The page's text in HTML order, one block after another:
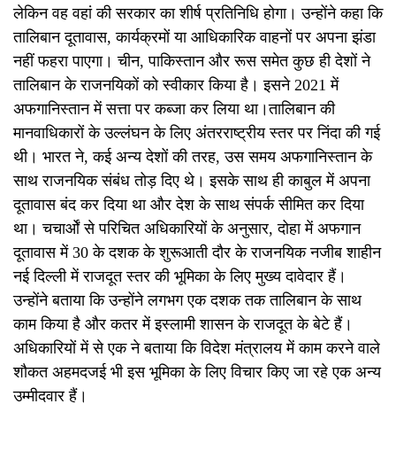
लेकिन वह वहां की सरकार का शीर्ष प्रतिनिधि होगा। उन्होंने कहा कि
तालिबान दूतावास, कार्यक्रमों या आधिकारिक वाहनों पर अपना झंडा
नहीं फहरा पाएगा। चीन, पाकिस्तान और रूस समेत कुछ ही देशों ने
तालिबान के राजनयिकों को स्वीकार किया है। इसने 2021 में
अफगानिस्तान में सत्ता पर कब्जा कर लिया था।तालिबान की
मानवाधिकारों के उल्लंघन के लिए अंतरराष्ट्रीय स्तर पर निंदा की गई
थी। भारत ने, कई अन्य देशों की तरह, उस समय अफगानिस्तान के
साथ राजनयिक संबंध तोड़ दिए थे। इसके साथ ही काबुल में अपना
दूतावास बंद कर दिया था और देश के साथ संपर्क सीमित कर दिया
था। चचार्ओं से परिचित अधिकारियों के अनुसार, दोहा में अफगान
दूतावास में 30 के दशक के शुरूआती दौर के राजनयिक नजीब शाहीन
नई दिल्ली में राजदूत स्तर की भूमिका के लिए मुख्य दावेदार हैं।
उन्होंने बताया कि उन्होंने लगभग एक दशक तक तालिबान के साथ
काम किया है और कतर में इस्लामी शासन के राजदूत के बेटे हैं।
अधिकारियों में से एक ने बताया कि विदेश मंत्रालय में काम करने वाले
शौकत अहमदजई भी इस भूमिका के लिए विचार किए जा रहे एक अन्य
उम्मीदवार हैं।